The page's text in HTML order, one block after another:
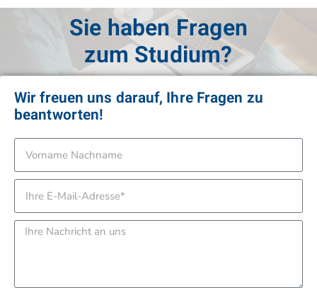
Sie haben Fragen
zur Anmeldung?
Wir freuen uns darauf, Ihre Fragen zu
beantworten!